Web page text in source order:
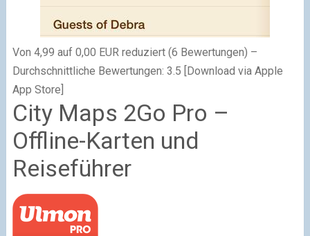
Von 4,99 auf 0,00 EUR reduziert (6 Bewertungen) –
Durchschnittliche Bewertungen: 3.5 [Download via Apple
App Store]
City Maps 2Go Pro –
Offline-Karten und
Reiseführer